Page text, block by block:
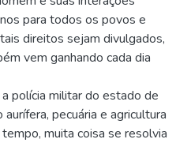
para todos os povos e
direitos sejam divulgados,
vem ganhando cada dia
polícia militar do estado de
pecuária e agricultura
muita coisa se resolvia